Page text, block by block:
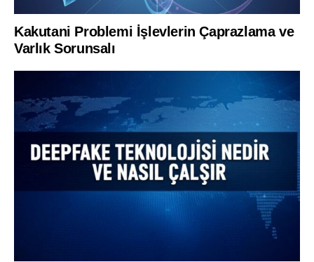
Kakutani Problemi İşlevlerin Çaprazlama ve
Varlık Sorunsalı